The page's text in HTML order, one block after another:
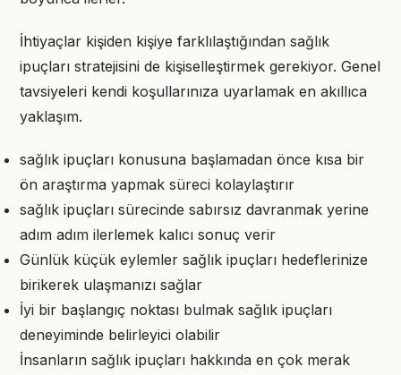
İhtiyaçlar kişiden kişiye farklılaştığından sağlık
ipuçları stratejisini de kişiselleştirmek gerekiyor. Genel
tavsiyeleri kendi koşullarınıza uyarlamak en akıllıca
yaklaşım.
sağlık ipuçları konusuna başlamadan önce kısa bir
ön araştırma yapmak süreci kolaylaştırır
sağlık ipuçları sürecinde sabırsız davranmak yerine
adım adım ilerlemek kalıcı sonuç verir
Günlük küçük eylemler sağlık ipuçları hedeflerinize
birikerek ulaşmanızı sağlar
İyi bir başlangıç noktası bulmak sağlık ipuçları
deneyiminde belirleyici olabilir
İnsanların sağlık ipuçları hakkında en çok merak